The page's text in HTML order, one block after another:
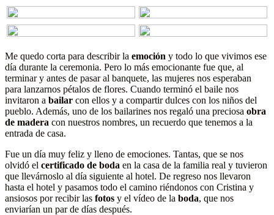
Me quedo corta para describir la emoción y todo lo que vivimos ese
día durante la ceremonia. Pero lo más emocionante fue que, al
terminar y antes de pasar al banquete, las mujeres nos esperaban
para lanzarnos pétalos de flores. Cuando terminó el baile nos
invitaron a bailar con ellos y a compartir dulces con los niños del
pueblo. Además, uno de los bailarines nos regaló una preciosa obra
de madera con nuestros nombres, un recuerdo que tenemos a la
entrada de casa.
Fue un día muy feliz y lleno de emociones. Tantas, que se nos
olvidó el certificado de boda en la casa de la familia real y tuvieron
que llevárnoslo al día siguiente al hotel. De regreso nos llevaron
hasta el hotel y pasamos todo el camino riéndonos con Cristina y
ansiosos por recibir las fotos y el vídeo de la boda, que nos
enviarían un par de días después.